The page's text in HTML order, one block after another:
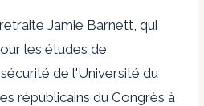
Jamie Barnett, qui
les études de
de l'Université du
républicains du Congrès à